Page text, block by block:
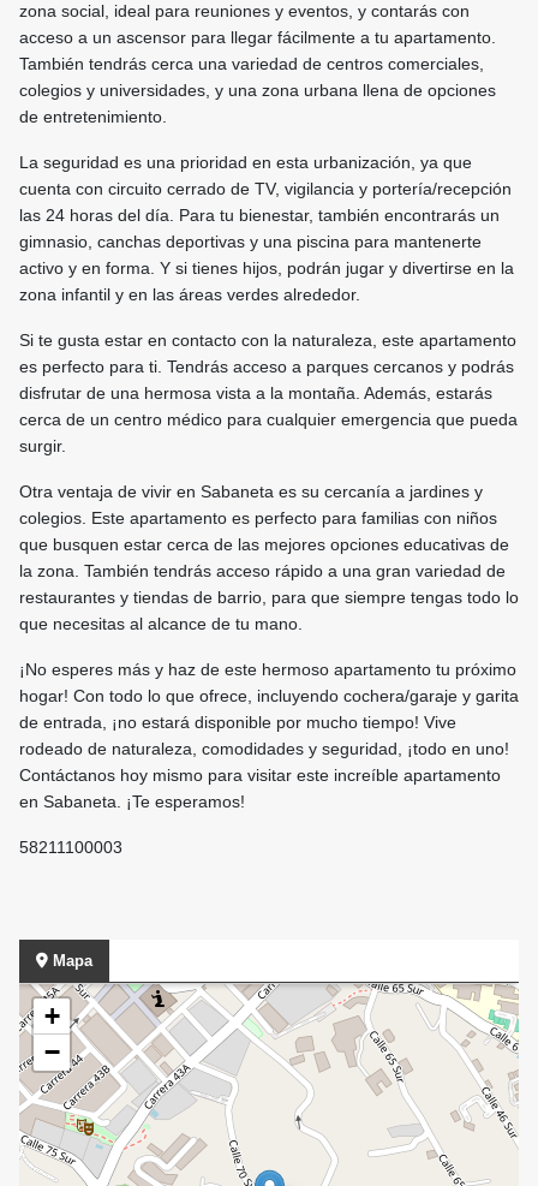
zona social, ideal para reuniones y eventos, y contarás con
acceso a un ascensor para llegar fácilmente a tu apartamento.
También tendrás cerca una variedad de centros comerciales,
colegios y universidades, y una zona urbana llena de opciones
de entretenimiento.
La seguridad es una prioridad en esta urbanización, ya que
cuenta con circuito cerrado de TV, vigilancia y portería/recepción
las 24 horas del día. Para tu bienestar, también encontrarás un
gimnasio, canchas deportivas y una piscina para mantenerte
activo y en forma. Y si tienes hijos, podrán jugar y divertirse en la
zona infantil y en las áreas verdes alrededor.
Si te gusta estar en contacto con la naturaleza, este apartamento
es perfecto para ti. Tendrás acceso a parques cercanos y podrás
disfrutar de una hermosa vista a la montaña. Además, estarás
cerca de un centro médico para cualquier emergencia que pueda
surgir.
Otra ventaja de vivir en Sabaneta es su cercanía a jardines y
colegios. Este apartamento es perfecto para familias con niños
que busquen estar cerca de las mejores opciones educativas de
la zona. También tendrás acceso rápido a una gran variedad de
restaurantes y tiendas de barrio, para que siempre tengas todo lo
que necesitas al alcance de tu mano.
¡No esperes más y haz de este hermoso apartamento tu próximo
hogar! Con todo lo que ofrece, incluyendo cochera/garaje y garita
de entrada, ¡no estará disponible por mucho tiempo! Vive
rodeado de naturaleza, comodidades y seguridad, ¡todo en uno!
Contáctanos hoy mismo para visitar este increíble apartamento
en Sabaneta. ¡Te esperamos!
58211100003
Mapa
+
−